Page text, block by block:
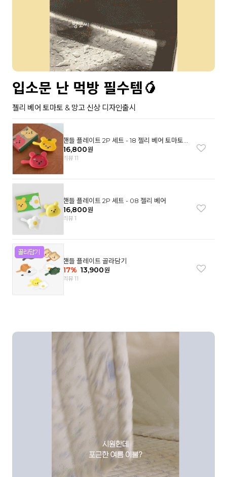
입소문 난 먹방 필수템🥭
젤리 베어 토마토 & 망고 신상 디자인출시
핸들 플레이트 2P 세트 - 18 젤리 베어 토마토
& 망고
16,800원
리뷰 11
핸들 플레이트 2P 세트 - 08 젤리 베어
16,800원
리뷰 1
핸들 플레이트 골라담기
17% 13,900원
리뷰 11